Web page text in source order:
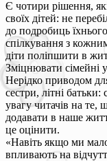
Є чотири рішення,
своїх дітей: не
до подробиць
спілкування з
діти поліпшити в
Зміцнювати сімейні
Нерідко приводом
сестри, літні батьки:
увагу читачів на те,
додавати в наше
це оцінити.
«Навіть якщо ми
впливають на